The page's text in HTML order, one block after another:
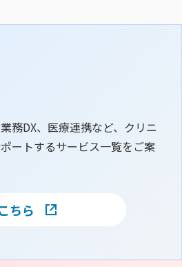
務DX、医療連携など、クリニ
ートするサービス一覧をご案
ちら